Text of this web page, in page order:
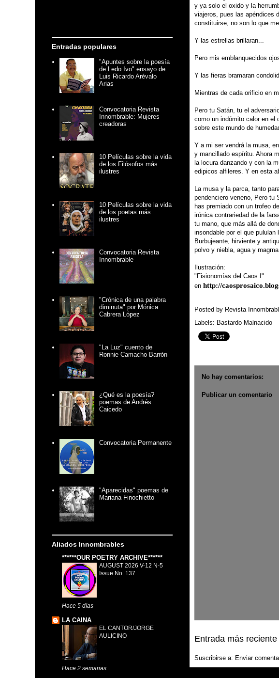
y ya solo el oxido y la
viajeros, pues las apéndices
constituirse, no son lo que
Y las estrellas brillaran...
Pero mis emblanquecidos
Y las fieras bramaran
Mientras de cada orificio en
Pero tu Satán, tu el
como un indómito calor en el
sobre este mundo de
Y a mi ser vendrá la musa,
y mancillado espíritu. Ahora
la locura danzando y con la
edipicos alfileres. Y en esta
La musa y la parca, tanto
pendenciero veneno, Pero tu
has premiado con un trofeo
irónica contrariedad de la
tu mano, que más allá de
insondable por el que
Burbujeante, hirviente y
polvo y niebla, agua y
Ilustración:
"Fisionomías del Caos I"
en http://
Posted by Revista
Labels: Bastardo Malnacido
No hay comentarios:
Publicar un comentario
Entrada más reciente
Suscribirse a: Enviar
Entradas populares
"Apuntes sobre la poesía
de Ledo Ivo" ensayo de
Luis Ricardo Arévalo
Arias
Convocatoria Revista
Innombrable: Mujeres
creadoras
10 Películas sobre la vida
de los Filósofos más
ilustres
10 Películas sobre la vida
de los poetas más
ilustres
Convocatoria Revista
Innombrable
"Crónica de una palabra
diminuta" por Mónica
Cabrera López
"La Luz" cuento de
Ronnie Camacho Barrón
¿Qué es la poesía?
poemas de Andrés
Caicedo
Convocatoria Permanente
"Aparecidas" poemas de
Mariana Finochietto
Aliados Innombrables
******OUR POETRY ARCHIVE******
AUGUST 2026 V-12 N-5
Issue No. 137
Hace 5 días
LA CAINA
EL CANTOR/JORGE
AULICINO
Hace 2 semanas